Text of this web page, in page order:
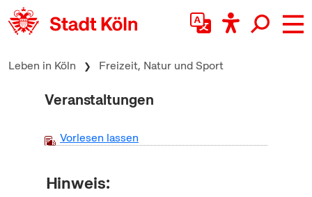
zum Inhalt springen
Leben in Köln Freizeit, Natur und Sport
Veranstaltungen
Vorlesen lassen
Hinweis: